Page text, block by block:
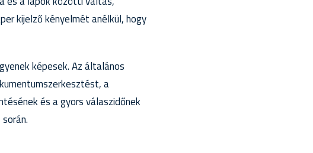
kijelző kényelmét anélkül, hogy
képesek. Az általános
a
és a gyors válaszidőnek